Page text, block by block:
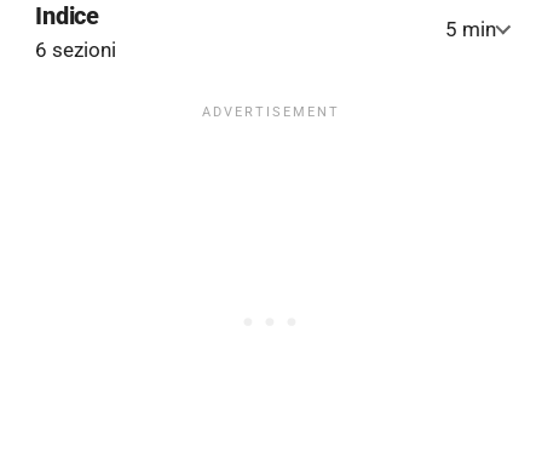
Indice
6 sezioni
5 min